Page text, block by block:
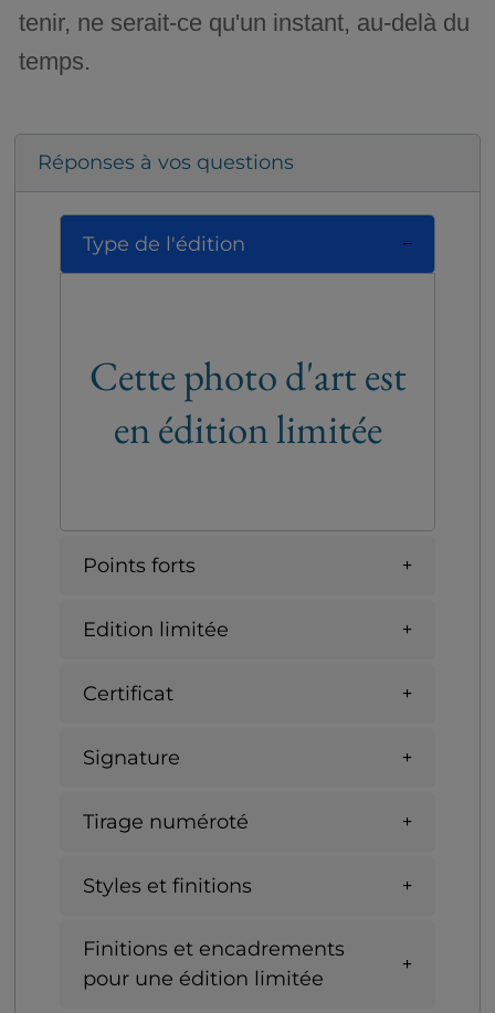
tenir, ne serait-ce qu'un instant, au-delà du
temps.
Réponses à vos questions
Type de l'édition
Cette photo d'art est
en édition limitée
Points forts
Edition limitée
Certificat
Signature
Tirage numéroté
Styles et finitions
Finitions et encadrements
pour une édition limitée